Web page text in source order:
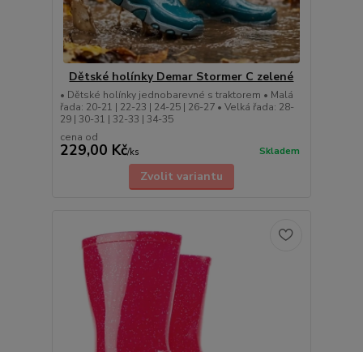
Dětské holínky Demar Stormer C zelené
• Dětské holínky jednobarevné s traktorem • Malá
řada: 20-21 | 22-23 | 24-25 | 26-27 • Velká řada: 28-
29 | 30-31 | 32-33 | 34-35
cena od
229,00 Kč/ks Skladem
Zvolit variantu